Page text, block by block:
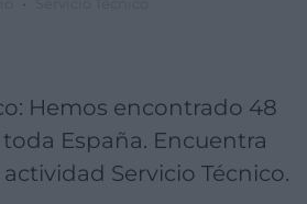
Hemos encontrado 48
España. Encuentra
Servicio Técnico.